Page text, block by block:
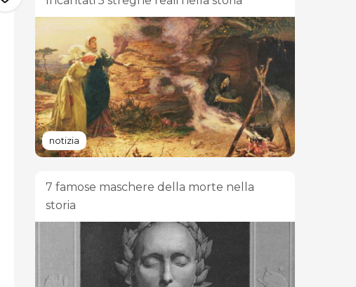
notizia
7 famose maschere della morte nella
storia